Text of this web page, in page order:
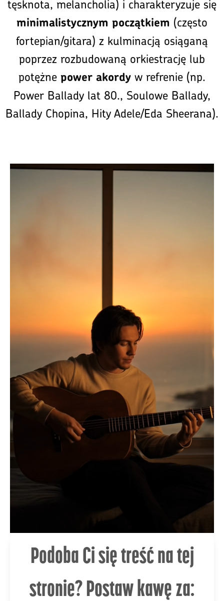
tęsknota, melancholia) i charakteryzuje się
minimalistycznym początkiem (często
fortepian/gitara) z kulminacją osiąganą
poprzez rozbudowaną orkiestrację lub
potężne power akordy w refrenie (np.
Power Ballady lat 80., Soulowe Ballady,
Ballady Chopina, Hity Adele/Eda Sheerana).
Podoba Ci się treść na tej
stronie? Postaw kawę za: